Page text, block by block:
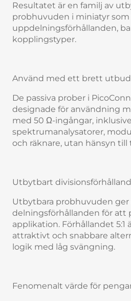
Resultatet är en familj av
probhuvuden i miniatyr som
uppdelningsförhållanden,
kopplingstyper.
Använd med ett brett
De passiva prober i
designade för användning
med 50 Ω-ingångar,
spektrumanalysatorer,
och räknare, utan hänsyn till
Utbytbart
Utbytbara probhuvuden ger
delningsförhållanden för att
applikation. Förhållandet 5:1
attraktivt och snabbare
logik med låg svängning.
Fenomenalt värde för